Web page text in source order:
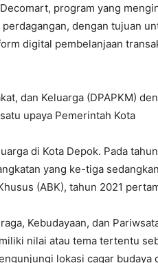
program yang
dengan tujuan
digital pembelanjaan
dan Keluarga (DPAPKM)
upaya Pemerintah Kota
di Kota Depok. Pada
yang ke-tiga
(ABK), tahun 2021
Kebudayaan, dan
nilai atau tema tertentu
lokasi cagar budaya